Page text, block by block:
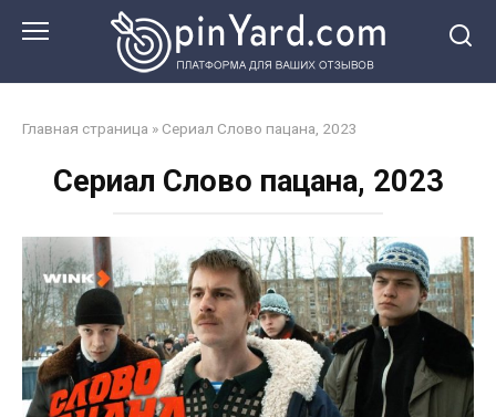
Главная страница » Сериал Слово пацана, 2023
Сериал Слово пацана, 2023